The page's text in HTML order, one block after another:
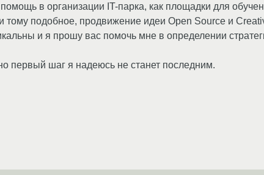
в организации IT-парка, как площадки для
тому подобное, продвижение идеи Open Source и
и я прошу вас помочь мне в определении
первый шаг я надеюсь не станет последним.